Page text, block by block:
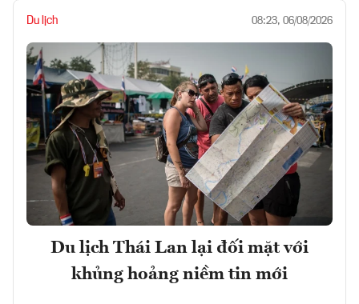
Du lịch 08:23, 06/08/2026
Du lịch Thái Lan lại đối mặt với
khủng hoảng niềm tin mới